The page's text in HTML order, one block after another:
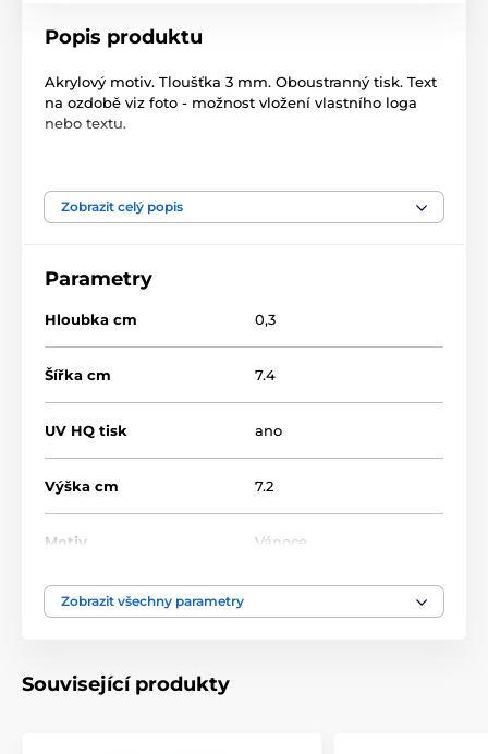
Popis produktu
Akrylový motiv. Tloušťka 3 mm. Oboustranný tisk. Text
na ozdobě viz foto - možnost vložení vlastního loga
nebo textu.
Produkt je zařazen v kategoriích
Zobrazit celý popis
Parametry
Hloubka cm 0,3
Šířka cm 7.4
UV HQ tisk ano
Výška cm 7.2
Motiv Vánoce
Materiál
Zobrazit všechny parametry
Související produkty